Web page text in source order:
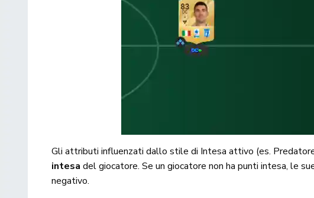
Gli attributi influenzati dallo stile di Intesa attivo (es.
intesa del giocatore. Se un giocatore non ha punti intesa, le
negativo.